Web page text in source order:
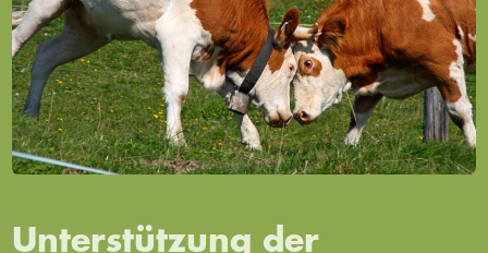
Unterstützung der